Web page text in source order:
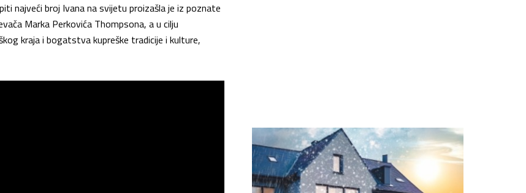
najveći broj Ivana na svijetu proizašla je iz poznate
Marka Perkovića Thompsona, a u cilju
kraja i bogatstva kupreške tradicije i kulture,